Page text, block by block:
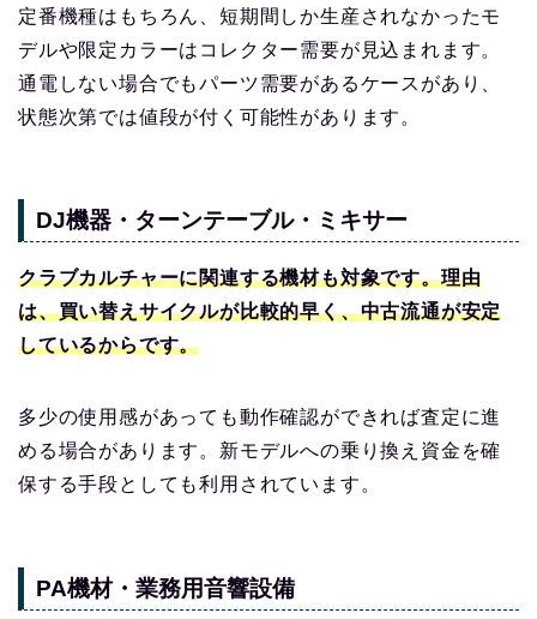
定番機種はもちろん、短期間しか生産されなかったモ
デルや限定カラーはコレクター需要が見込まれます。
通電しない場合でもパーツ需要があるケースがあり、
状態次第では値段が付く可能性があります。
DJ機器・ターンテーブル・ミキサー
クラブカルチャーに関連する機材も対象です。理由
は、買い替えサイクルが比較的早く、中古流通が安定
しているからです。
多少の使用感があっても動作確認ができれば査定に進
める場合があります。新モデルへの乗り換え資金を確
保する手段としても利用されています。
PA機材・業務用音響設備